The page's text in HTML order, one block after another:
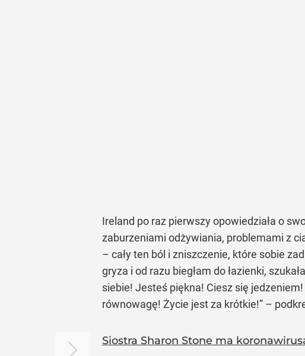
Ireland po raz pierwszy opowiedziała o
zaburzeniami odżywiania, problemami z
– cały ten ból i zniszczenie, które sobie
gryza i od razu biegłam do łazienki,
siebie! Jesteś piękna! Ciesz się
równowagę! Życie jest za krótkie!” –
Siostra Sharon Stone ma